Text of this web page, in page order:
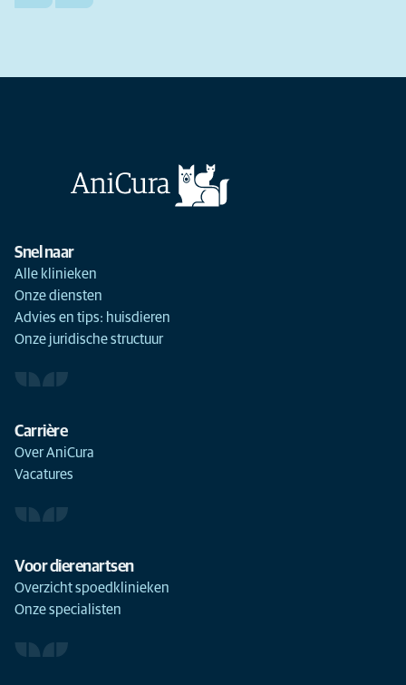
Snel naar
Alle klinieken
Onze diensten
Advies en tips: huisdieren
Onze juridische structuur
Carrière
Over AniCura
Vacatures
Voor dierenartsen
Overzicht spoedklinieken
Onze specialisten